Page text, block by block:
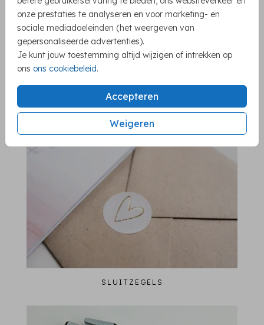
onze prestaties te analyseren en voor marketing- en
sociale mediadoeleinden (het weergeven van
gepersonaliseerde advertenties).
Je kunt jouw toestemming altijd wijzigen of intrekken op
ons ons cookiebeleid.
Accepteren
Weigeren
ENVELOPPEN
SLUITZEGELS